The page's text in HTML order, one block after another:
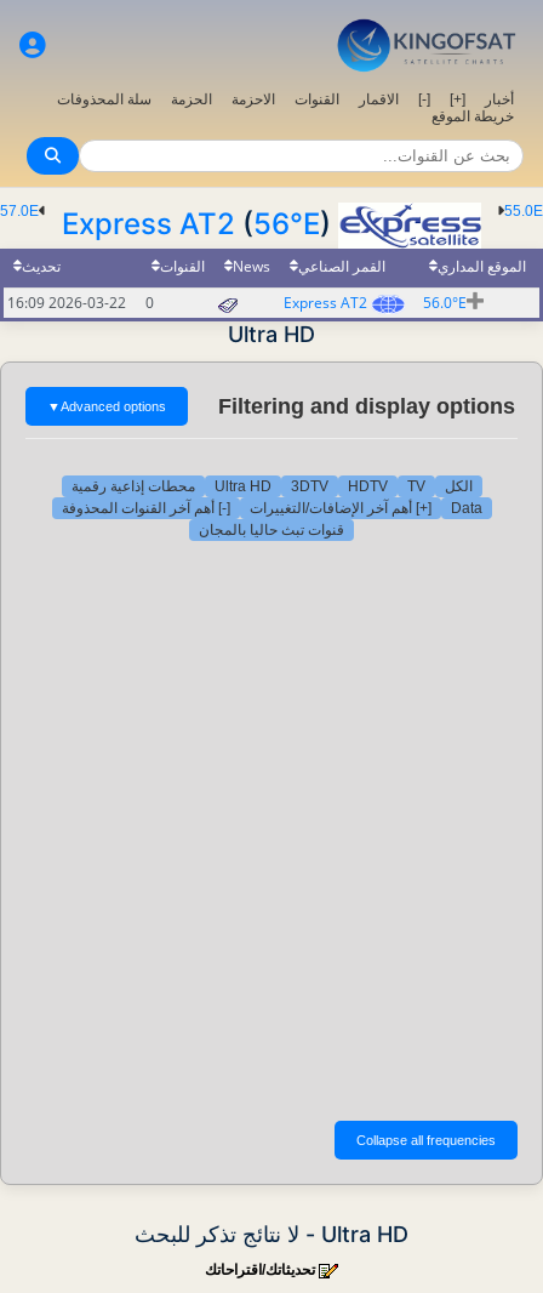
أخبار [+]
[-] الاقمار القنوات الاحزمة الحزمة
سلة المحذوفات
خريطة الموقع
55.0E
57.0E Express AT2 (56°E)
الموقع المداري القمر الصناعي News القنوات
تحديث
56.0°E
Express AT2
0
2026-03-22 16:09
Ultra HD
Filtering and display options
Advanced options
▼
الكل TV
HDTV
3DTV
Ultra HD
محطات إذاعية رقمية
Data
[+] أهم آخر الإضافات/التغييرات
[-] أهم آخر القنوات المحذوفة
قنوات تبث حاليا بالمجان
Ultra HD - لا نتائج تذكر للبحث
تحديثاتك/اقتراحاتك